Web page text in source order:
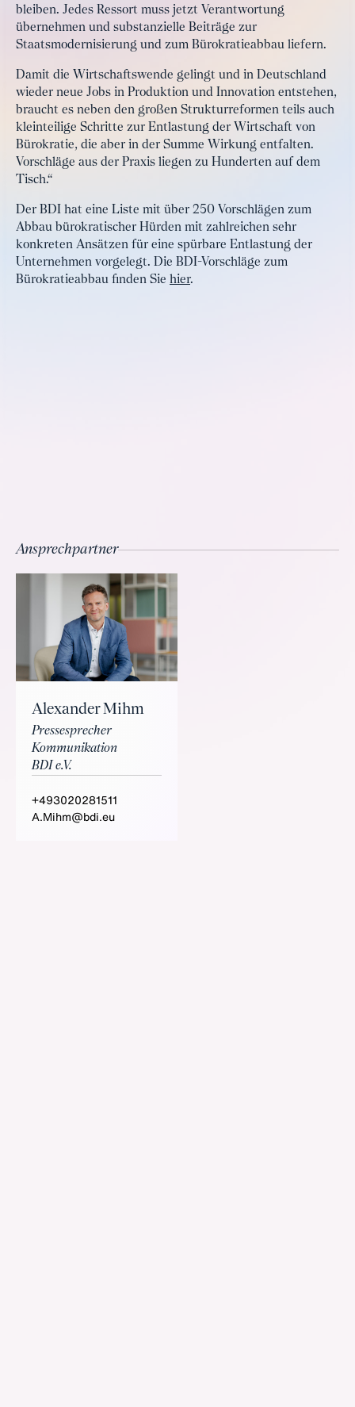
bleiben. Jedes Ressort muss jetzt Verantwortung
übernehmen und substanzielle Beiträge zur
Staatsmodernisierung und zum Bürokratieabbau liefern.
Damit die Wirtschaftswende gelingt und in Deutschland
wieder neue Jobs in Produktion und Innovation entstehen,
braucht es neben den großen Strukturreformen teils auch
kleinteilige Schritte zur Entlastung der Wirtschaft von
Bürokratie, die aber in der Summe Wirkung entfalten.
Vorschläge aus der Praxis liegen zu Hunderten auf dem
Tisch.“
Der BDI hat eine Liste mit über 250 Vorschlägen zum
Abbau bürokratischer Hürden mit zahlreichen sehr
konkreten Ansätzen für eine spürbare Entlastung der
Unternehmen vorgelegt. Die BDI-Vorschläge zum
Bürokratieabbau finden Sie hier.
Ansprechpartner
Alexander Mihm
Pressesprecher
Kommunikation
BDI e.V.
+493020281511
A.Mihm@bdi.eu